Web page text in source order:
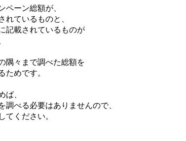
ペーン総額が、
れているものと、
記載されているものが
隅々まで調べた総額を
ためです。
ば、
調べる必要はありませんので、
てください。